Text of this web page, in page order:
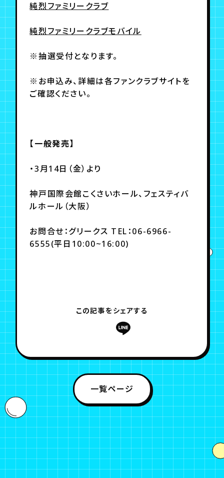
純烈ファミリークラブ
純烈ファミリークラブモバイル
※抽選受付となります。
※お申込み、詳細は各ファンクラブサイトを
ご確認ください。
【一般発売】
・3月14日（金）より
神戸国際会館こくさいホール、フェスティバ
ルホール（大阪）
お問合せ：グリークス TEL：06-6966-
6555(平日10:00~16:00)
この記事をシェアする
一覧ページ